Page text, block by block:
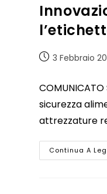
3 Febbraio
sicurezza
attrezzature
Continua A